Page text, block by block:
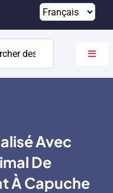
Avec
De
À Capuche